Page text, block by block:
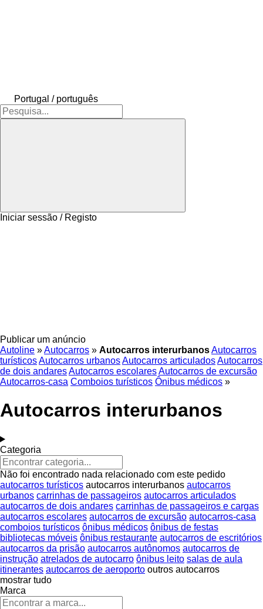
Portugal / português
Iniciar sessão / Registo
Publicar um anúncio
Autoline »Autocarros » Autocarros interurbanosAutocarros
turísticosAutocarros urbanosAutocarros articuladosAutocarros
de dois andaresAutocarros escolaresAutocarros de excursão
Autocarros-casa Comboios turísticos Ônibus médicos »
Autocarros interurbanos
Categoria
Não foi encontrado nada relacionado com este pedido
autocarros turísticos autocarros interurbanos autocarros
urbanos carrinhas de passageiros autocarros articulados
autocarros de dois andares carrinhas de passageiros e cargas
autocarros escolares autocarros de excursão autocarros-casa
comboios turísticos ônibus médicos ônibus de festas
bibliotecas móveis ônibus restaurante autocarros de escritórios
autocarros da prisão autocarros autônomos autocarros de
instrução atrelados de autocarro ônibus leito salas de aula
itinerantes autocarros de aeroporto outros autocarros
mostrar tudo
Marca